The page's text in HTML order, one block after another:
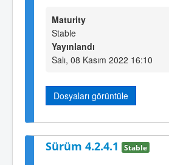
Maturity
Stable
Yayınlandı
Salı, 08 Kasım 2022 16:10
Dosyaları görüntüle
Sürüm 4.2.4.1 Stable